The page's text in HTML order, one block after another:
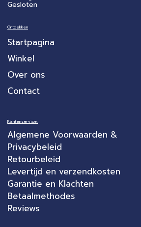
Gesloten
Ontdekken
Startpagina
Winkel
Over ons
Contact
Klantenservice:
Algemene Voorwaarden &
Privacybeleid
Retourbeleid
Levertijd en verzendkosten
Garantie en Klachten
Betaalmethodes
Reviews